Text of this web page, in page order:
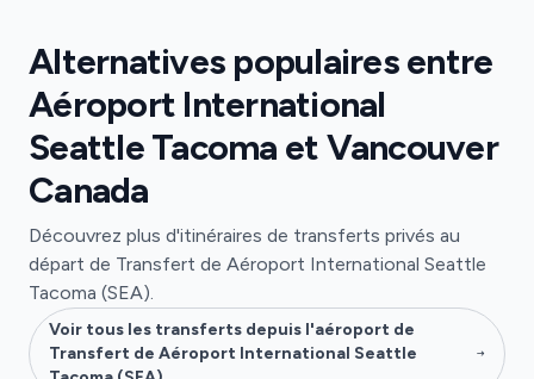
Alternatives populaires entre
Aéroport International
Seattle Tacoma et Vancouver
Canada
Découvrez plus d'itinéraires de transferts privés au
départ de Transfert de Aéroport International Seattle
Tacoma (SEA).
Voir tous les transferts depuis l'aéroport de
Transfert de Aéroport International Seattle